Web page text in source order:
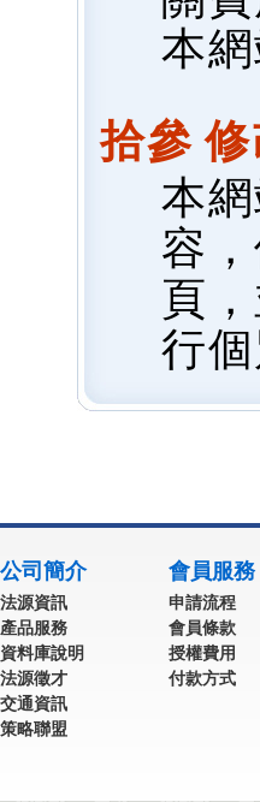
本
拾參
本
容
頁
行
公司簡介
法源資訊
產品服務
資料庫說明
法源徵才
交通資訊
策略聯盟
會員服務
申請流程
會員條款
授權費用
付款方式